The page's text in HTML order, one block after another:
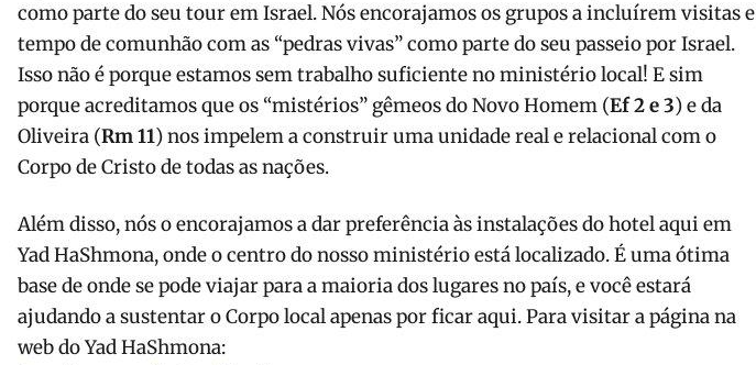
como parte do seu tour em Israel. Nós encorajamos os grupos a incluírem visitas e
tempo de comunhão com as “pedras vivas” como parte do seu passeio por Israel.
Isso não é porque estamos sem trabalho suficiente no ministério local! E sim
porque acreditamos que os “mistérios” gêmeos do Novo Homem (Ef 2 e 3) e da
Oliveira (Rm 11) nos impelem a construir uma unidade real e relacional com o
Corpo de Cristo de todas as nações.
Além disso, nós o encorajamos a dar preferência às instalações do hotel aqui em
Yad HaShmona, onde o centro do nosso ministério está localizado. É uma ótima
base de onde se pode viajar para a maioria dos lugares no país, e você estará
ajudando a sustentar o Corpo local apenas por ficar aqui. Para visitar a página na
web do Yad HaShmona: